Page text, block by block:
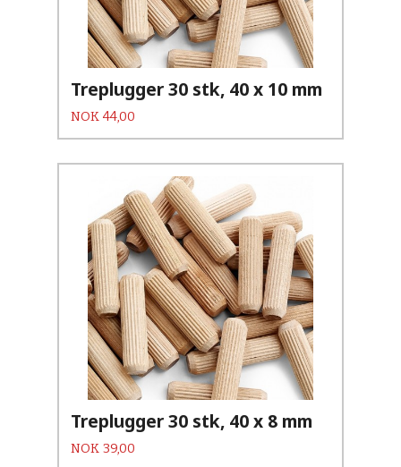
Treplugger 30 stk, 40 x 10 mm
Pris
NOK 44,00
Treplugger 30 stk, 40 x 8 mm
Pris
NOK 39,00